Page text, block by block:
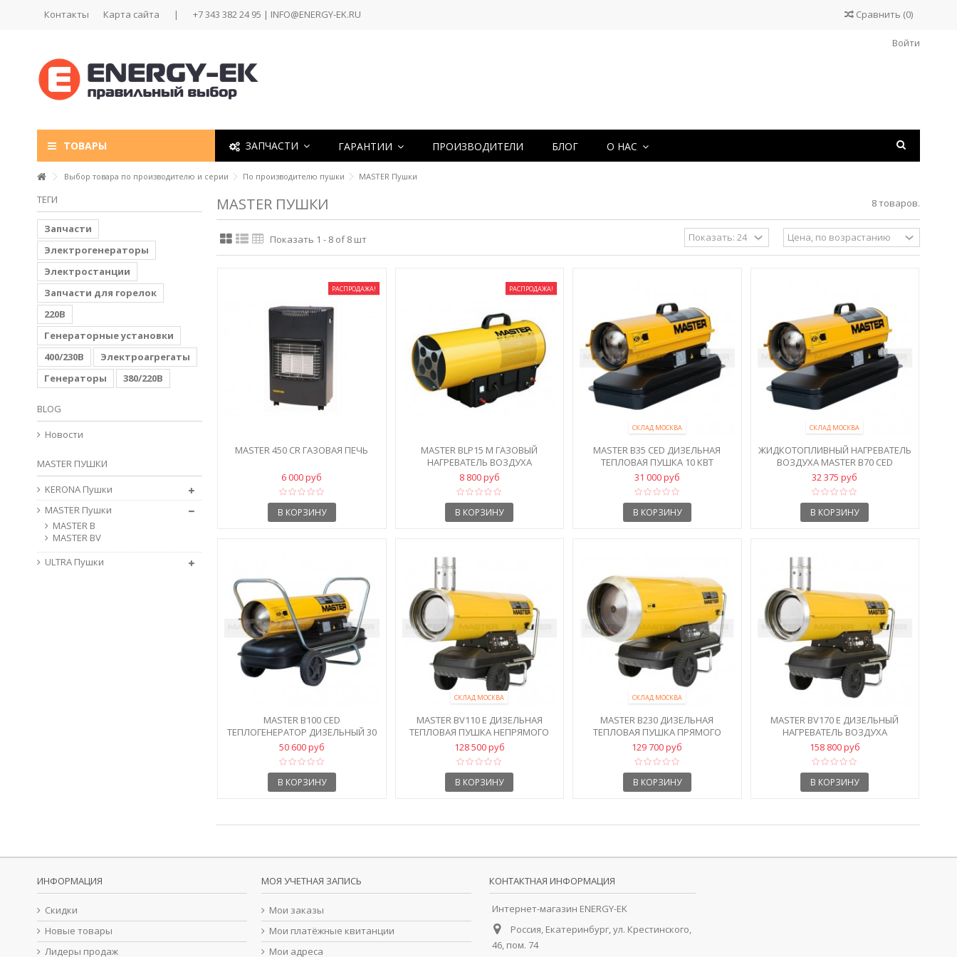
Контакты Карта сайта | +7 343 382 24 95 | INFO@ENERGY-EK.RU Сравнить (0)
Войти
ТОВАРЫ ЗАПЧАСТИ ГАРАНТИИ ПРОИЗВОДИТЕЛИ БЛОГ О НАС
Выбор товара по производителю и серии По производителю пушки MASTER Пушки
MASTER ПУШКИ 8 товаров.
Показать 1 - 8 of 8 шт
РАСПРОДАЖА!
MASTER 450 CR ГАЗОВАЯ ПЕЧЬ
6 000 руб
В КОРЗИНУ
РАСПРОДАЖА!
MASTER BLP15 M ГАЗОВЫЙ
НАГРЕВАТЕЛЬ ВОЗДУХА
8 800 руб
В КОРЗИНУ
СКЛАД МОСКВА
MASTER B35 CED ДИЗЕЛЬНАЯ
ТЕПЛОВАЯ ПУШКА 10 КВТ
31 000 руб
В КОРЗИНУ
СКЛАД МОСКВА
ЖИДКОТОПЛИВНЫЙ НАГРЕВАТЕЛЬ
ВОЗДУХА MASTER B70 CED
32 375 руб
В КОРЗИНУ
MASTER B100 CED
ТЕПЛОГЕНЕРАТОР ДИЗЕЛЬНЫЙ 30
КВТ
50 600 руб
В КОРЗИНУ
СКЛАД МОСКВА
MASTER BV110 E ДИЗЕЛЬНАЯ
ТЕПЛОВАЯ ПУШКА НЕПРЯМОГО
НАГРЕВА...
128 500 руб
В КОРЗИНУ
СКЛАД МОСКВА
MASTER B230 ДИЗЕЛЬНАЯ
ТЕПЛОВАЯ ПУШКА ПРЯМОГО
НАГРЕВА 65 КВТ
129 700 руб
В КОРЗИНУ
MASTER BV170 E ДИЗЕЛЬНЫЙ
НАГРЕВАТЕЛЬ ВОЗДУХА
НЕПРЯМОГО...
158 800 руб
В КОРЗИНУ
ТЕГИ
Запчасти
Электрогенераторы
Электростанции
Запчасти для горелок
220В
Генераторные установки
400/230В
Электроагрегаты
Генераторы
380/220В
BLOG
Новости
MASTER ПУШКИ
KERONA Пушки
MASTER Пушки
MASTER B
MASTER BV
ULTRA Пушки
ИНФОРМАЦИЯ
Скидки
Новые товары
Лидеры продаж
МОЯ УЧЕТНАЯ ЗАПИСЬ
Мои заказы
Мои платёжные квитанции
Мои адреса
КОНТАКТНАЯ ИНФОРМАЦИЯ
Интернет-магазин ENERGY-EK
Россия, Екатеринбург, ул. Крестинского,
46, пом. 74